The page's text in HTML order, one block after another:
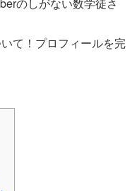
て！プロフィールを完